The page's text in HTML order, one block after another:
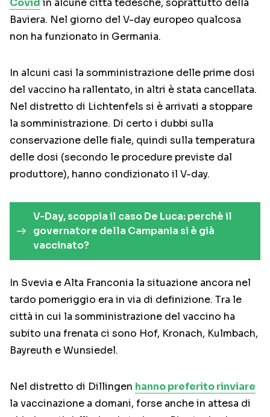
Covid in alcune città tedesche, soprattutto della
Baviera. Nel giorno del V-day europeo qualcosa
non ha funzionato in Germania.
In alcuni casi la somministrazione delle prime dosi
del vaccino ha rallentato, in altri è stata cancellata.
Nel distretto di Lichtenfels si è arrivati a stoppare
la somministrazione. Di certo i dubbi sulla
conservazione delle fiale, quindi sulla temperatura
delle dosi (secondo le procedure previste dal
produttore), hanno condizionato il V-day.
V-Day, scoppia il caso De Luca: perchè il
governatore della Campania si è già
vaccinato?
In Svevia e Alta Franconia la situazione ancora nel
tardo pomeriggio era in via di definizione. Tra le
città in cui la somministrazione del vaccino ha
subito una frenata ci sono Hof, Kronach, Kulmbach,
Bayreuth e Wunsiedel.
Nel distretto di Dillingen hanno preferito rinviare
la vaccinazione a domani, forse anche in attesa di